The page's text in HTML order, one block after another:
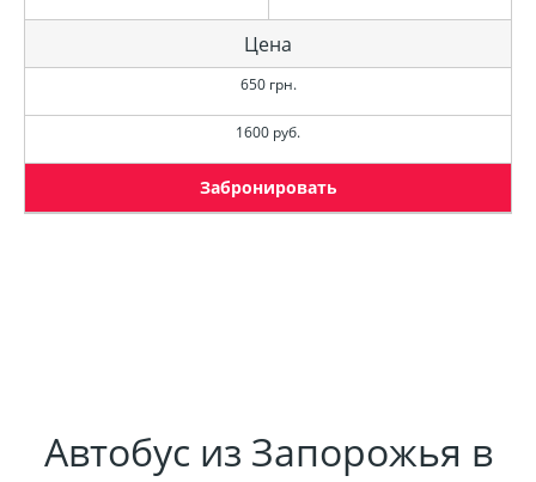
Цена
650 грн.
1600 руб.
Забронировать
Автобус из Запорожья в